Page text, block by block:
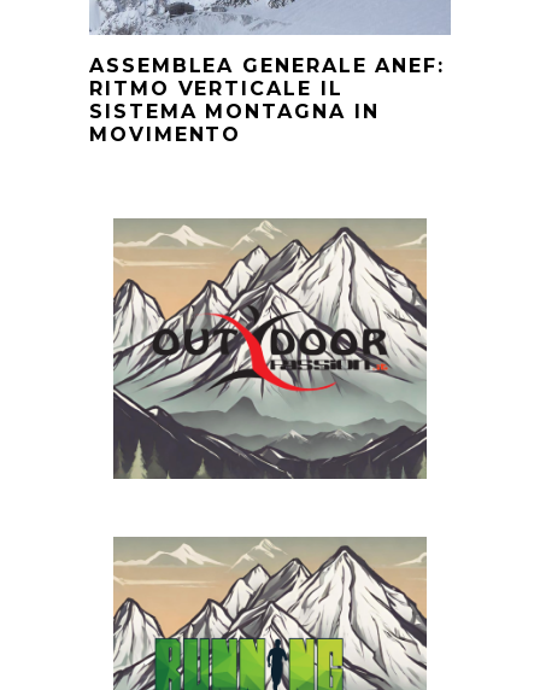
ASSEMBLEA GENERALE ANEF:
RITMO VERTICALE IL
SISTEMA MONTAGNA IN
MOVIMENTO